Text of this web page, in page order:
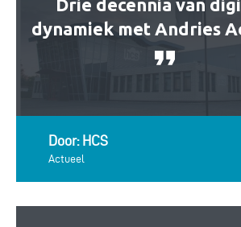
Drie decennia van
dynamiek met Andries
Door: HCS
Actueel